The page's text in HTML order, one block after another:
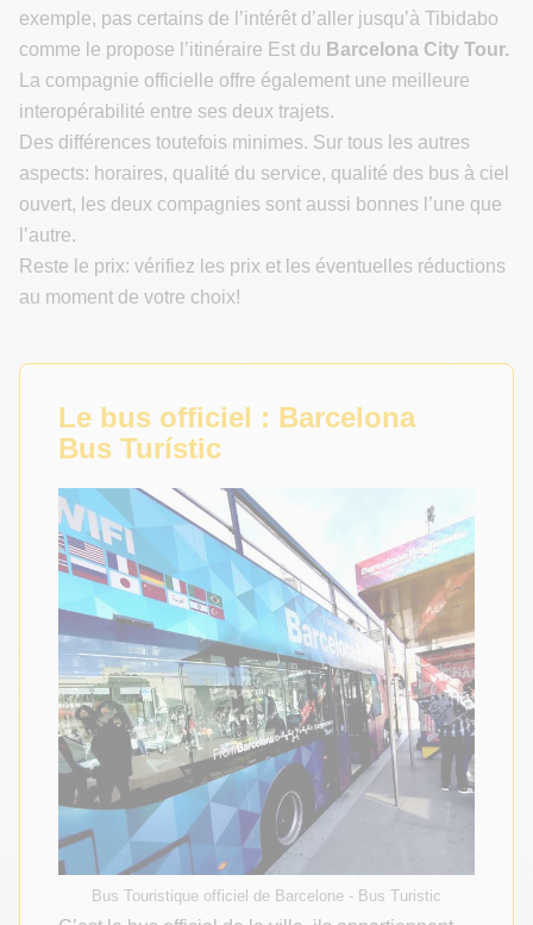
exemple, pas certains de l’intérêt d’aller jusqu’à Tibidabo
comme le propose l’itinéraire Est du Barcelona City Tour.
La compagnie officielle offre également une meilleure
interopérabilité entre ses deux trajets.
Des différences toutefois minimes. Sur tous les autres
aspects: horaires, qualité du service, qualité des bus à ciel
ouvert, les deux compagnies sont aussi bonnes l’une que
l’autre.
Reste le prix: vérifiez les prix et les éventuelles réductions
au moment de votre choix!
Le bus officiel : Barcelona
Bus Turístic
Bus Touristique officiel de Barcelone - Bus Turistic